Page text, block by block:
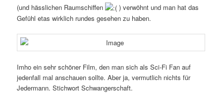
(und hässlichen Raumschiffen
) verwöhnt und man hat das
Gefühl etas wirklich rundes gesehen zu haben.
Imho ein sehr schöner Film, den man sich als Sci-Fi Fan auf
jedenfall mal anschauen sollte. Aber ja, vermutlich nichts für
Jedermann. Stichwort Schwangerschaft.